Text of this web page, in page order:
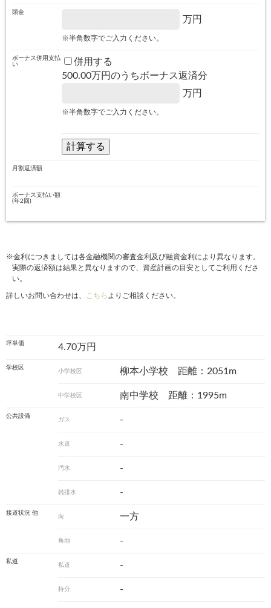
頭金
万円
※半角数字でご入力ください。
ボーナス併用支払
い
併用する
500.00万円のうちボーナス返済分
万円
※半角数字でご入力ください。
月割返済額
ボーナス支払い額
(年2回)
※金利につきましては各金融機関の審査金利及び融資金利により異なります。
実際の返済額は結果と異なりますので、資産計画の目安としてご利用くださ
い。
詳しいお問い合わせは、 こちら よりご相談ください。
坪単価 4.70万円
学校区
小学校区 柳本小学校 距離：2051m
中学校区 南中学校 距離：1995m
公共設備
ガス -
水道 -
汚水 -
雑排水 -
接道状況 他
向 一方
角地 -
私道
私道 -
持分 -